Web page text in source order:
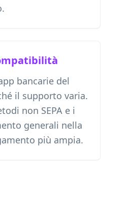
bancarie del
il supporto varia.
non SEPA e i
generali nella
più ampia.